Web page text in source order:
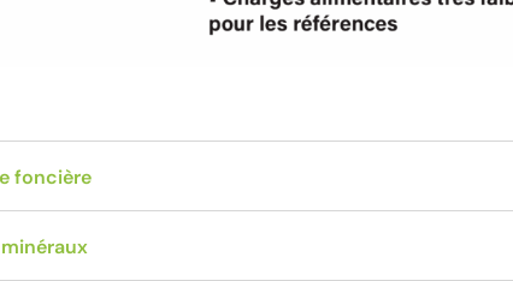
foncière